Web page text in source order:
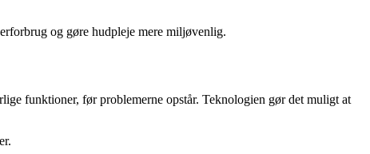
og gøre hudpleje mere miljøvenlig.
funktioner, før problemerne opstår. Teknologien gør det muligt at